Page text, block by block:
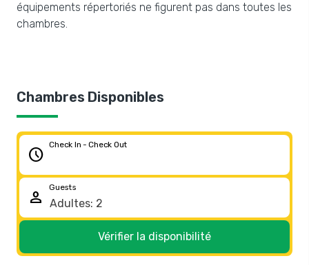
équipements répertoriés ne figurent pas dans toutes les
chambres.
Chambres Disponibles
schedule
Check In - Check Out
person
Guests
Vérifier la disponibilité